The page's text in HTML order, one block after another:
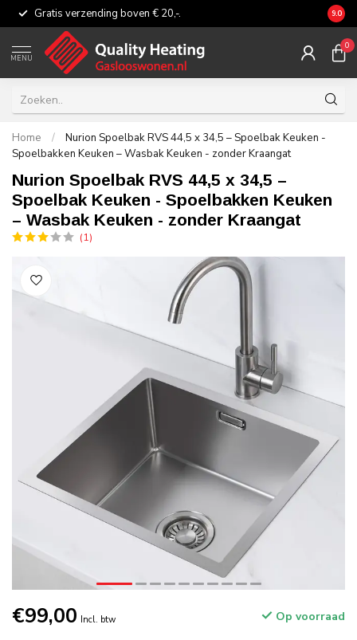
Gratis verzending boven € 20,-. 9.0
MENU
0
Home /
Nurion Spoelbak RVS 44,5 x 34,5 – Spoelbak Keuken -
Spoelbakken Keuken – Wasbak Keuken - zonder Kraangat
Nurion Spoelbak RVS 44,5 x 34,5 –
Spoelbak Keuken - Spoelbakken Keuken
– Wasbak Keuken - zonder Kraangat
(1)
€99,00 Incl. btw Op voorraad